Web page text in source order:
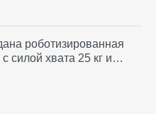
роботизированная
с силой хвата 25 кг и…